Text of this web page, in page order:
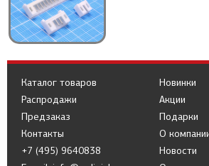
Каталог товаров
Распродажи
Предзаказ
Новинки
Акции
Подарки
Контакты
+7 (495) 9640838
О
Новости